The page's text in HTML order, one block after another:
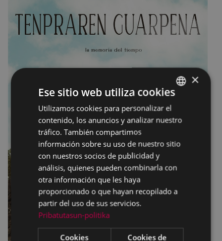
BASQUE
SPANISH
×
Ese sitio web utiliza cookies
Utilizamos cookies para personalizar el
contenido, los anuncios y analizar nuestro
tráfico. También compartimos
información sobre su uso de nuestro sitio
con nuestros socios de publicidad y
análisis, quienes pueden combinarla con
otra información que les haya
proporcionado o que hayan recopilado a
partir del uso de sus servicios.
Pribatutasun-politika
Cookies
Cookies de